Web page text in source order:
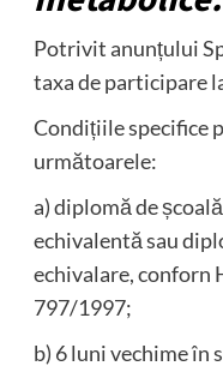
Potrivit anunțului
taxa de participare
Condițiile specifice
următoarele:
a) diplomă de
echivalentă sau
echivalare, conforn
797/1997;
b) 6 luni vechime în